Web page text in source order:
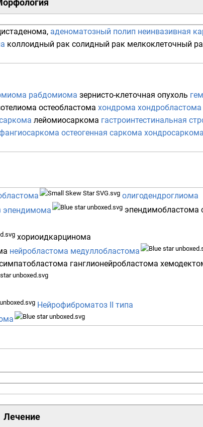
, аденоматозный полип неинвазивная
коллоидный рак солидный рак мелкоклеточный
рабдомиома зернисто-клеточная опухоль
остеобластома хондрома хондробластома
лейомиосаркома гастроинтестинальная
остеогенная саркома хондросаркома
олигодендроглиома
эпендимома эпендимобластома
хориоидкарцинома
нейробластома медуллобластома
ганглионейробластома
Нейрофиброматоз II типа
Лечение